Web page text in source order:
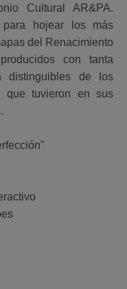
Cultural AR&PA.
para hojear los más
del Renacimiento
con tanta
distinguibles de los
que tuvieron en sus